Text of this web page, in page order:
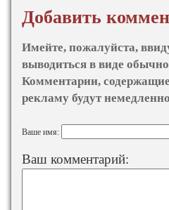
Добавить
Имейте, пожалуйста,
выводиться в виде
Комментарии,
рекламу будут
Ваше имя:
Ваш комментарий: